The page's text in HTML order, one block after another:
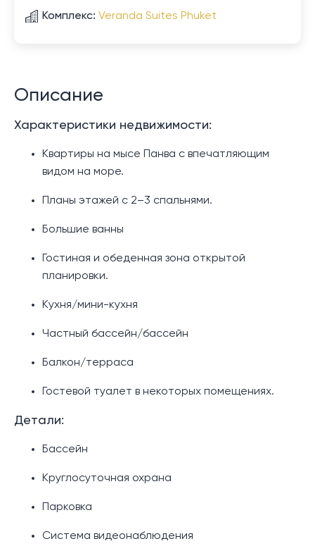
Комплекс: Veranda Suites Phuket
Описание
Характеристики недвижимости:
Квартиры на мысе Панва с впечатляющим
видом на море.
Планы этажей с 2–3 спальнями.
Большие ванны
Гостиная и обеденная зона открытой
планировки.
Кухня/мини-кухня
Частный бассейн/бассейн
Балкон/терраса
Гостевой туалет в некоторых помещениях.
Детали:
Бассейн
Круглосуточная охрана
Парковка
Система видеонаблюдения